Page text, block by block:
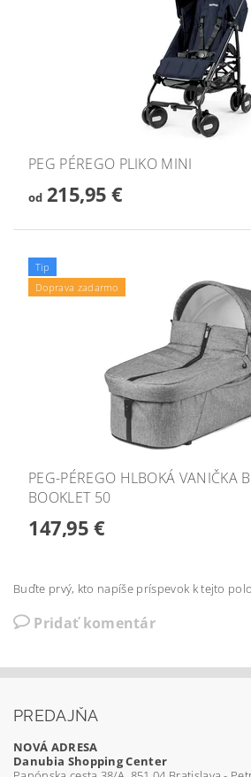
PEG PÉREGO PLIKO MINI
od215,95 €
Tip
Doprava zadarmo
PEG-PÉREGO HLBOKÁ VANIČKA
BOOKLET 50
147,95 €
Buďte prvý, kto napíše príspevok k tejto
Pridať komentár
PREDAJŇA
NOVÁ ADRESA
Danubia Shopping Center